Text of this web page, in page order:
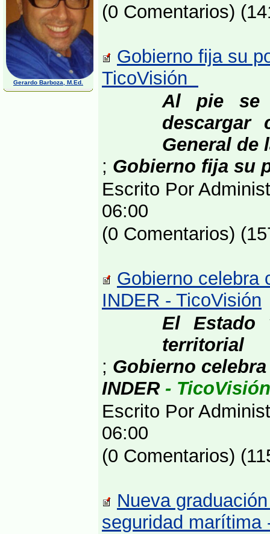
Gerardo Barboza, M.Ed.
(0 Comentarios)
Gobierno fija su
TicoVisión
Al pie se
descargar
General de
; Gobierno fija su
Escrito Por
06:00
(0 Comentarios)
Gobierno celebra
INDER - TicoVisión
El Estado
territorial
; Gobierno
INDER- TicoVisión
Escrito Por
06:00
(0 Comentarios)
Nueva
seguridad